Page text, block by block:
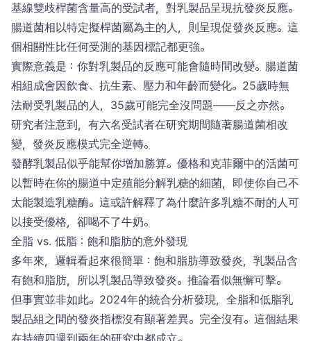
基線雙歧桿菌含量高的受試者，對乳製品呈現抗發炎反應。
腸道菌相以特定擬桿菌屬為主的人，則呈現促發炎反應。這
個相關性比任何受測的基因標記都更強。
實際意義是：你對乳製品的反應可能會隨時間改變。腸道菌
相組成會因飲食、抗生素、壓力和年齡而變化。25歲時無
法耐受乳製品的人，35歲可能完全沒問題——反之亦然。
研究者注意到，有六名受試者在研究期間隨著腸道菌相改
變，發炎反應模式完全逆轉。
發酵乳製品似乎能幫你增加勝算。優格和克菲爾中的活菌可
以暫時在你的腸道中定殖能分解乳糖的細菌，即使你自己不
太能製造乳糖酶。這或許解釋了為什麼許多乳糖不耐的人可
以接受優格，卻喝不了牛奶。
全脂 vs. 低脂：飽和脂肪的意外發現
多年來，邏輯看起來很簡單：飽和脂肪導致發炎，乳製品含
有飽和脂肪，所以乳製品導致發炎。推論看似無懈可擊。
但事實並非如此。2024年的統合分析發現，全脂和低脂乳
製品組之間的發炎指標沒有顯著差異。完全沒有。這個結果
在持續四週到兩年的研究中都成立。